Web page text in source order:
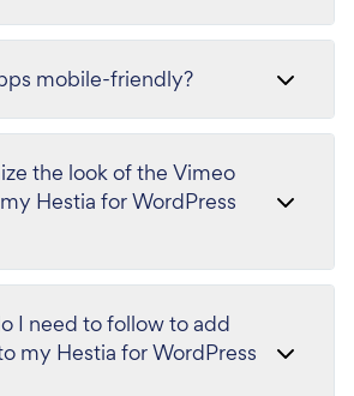
mobile-friendly?
the look of the Vimeo
Hestia for WordPress
I need to follow to add
my Hestia for WordPress